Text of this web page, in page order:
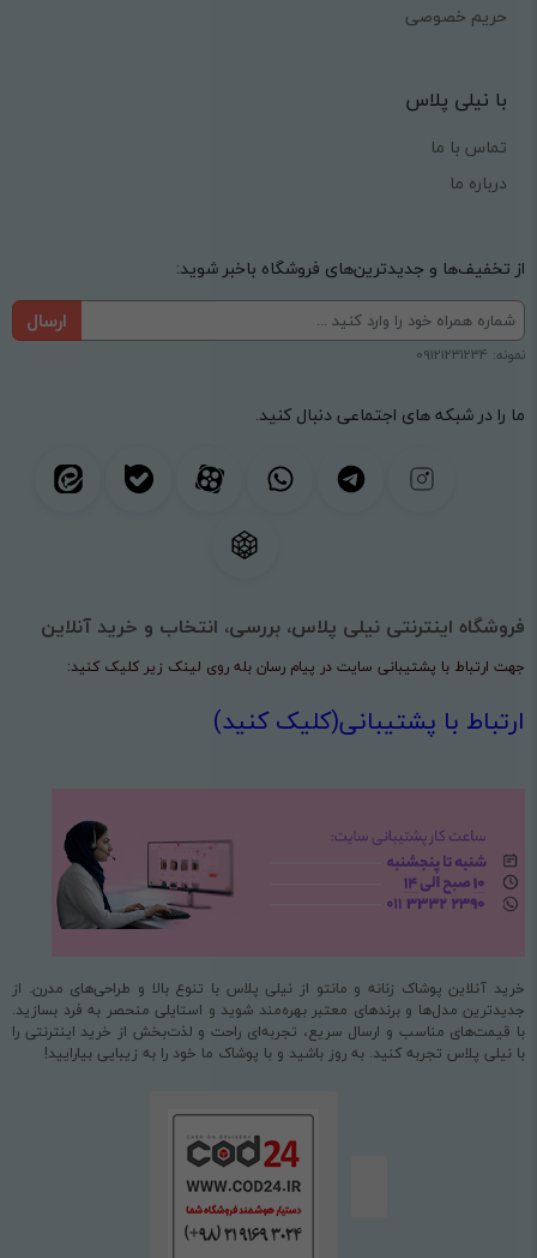
حریم خصوصی
با نیلی پلاس
تماس با ما
درباره ما
از تخفیف‌ها و جدیدترین‌های فروشگاه باخبر شوید:
ارسال
نمونه: 09121231234
ما را در شبکه های اجتماعی دنبال کنید.
فروشگاه اینترنتی نیلی پلاس، بررسی، انتخاب و خرید آنلاین
جهت ارتباط با پشتیبانی سایت در پیام رسان بله روی لینک زیر کلیک کنید:
ارتباط با پشتیبانی(کلیک کنید)
خرید آنلاین پوشاک زنانه و مانتو از نیلی پلاس با تنوع بالا و طراحی‌های مدرن. از
جدیدترین مدل‌ها و برندهای معتبر بهره‌مند شوید و استایلی منحصر به فرد بسازید.
با قیمت‌های مناسب و ارسال سریع، تجربه‌ای راحت و لذت‌بخش از خرید اینترنتی را
با نیلی پلاس تجربه کنید. به روز باشید و با پوشاک ما خود را به زیبایی بیارایید!